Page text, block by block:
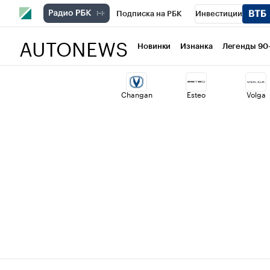
Подписка на РБК Инвестиции
Национальные проекты Город
Кредитные рейтинги Франшизы
AUTONEWS Новинки Изнанка Легенды
Changan Esteo Volga